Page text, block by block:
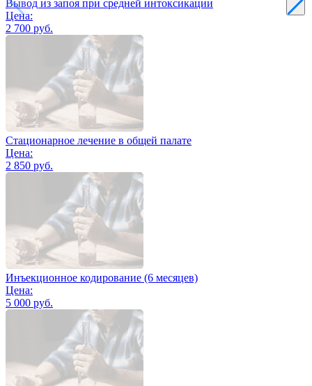
Вывод из запоя при средней интоксикации
Цена:
2 700 руб.
Стационарное лечение в общей палате
Цена:
2 850 руб.
Инъекционное кодирование (6 месяцев)
Цена:
5 000 руб.